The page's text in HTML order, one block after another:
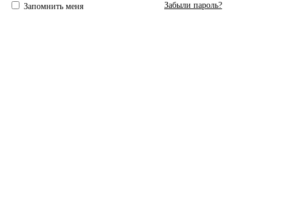
Забыли пароль?
Запомнить меня